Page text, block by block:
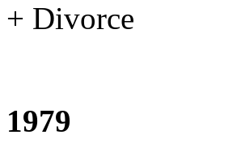
+ Divorce
1979